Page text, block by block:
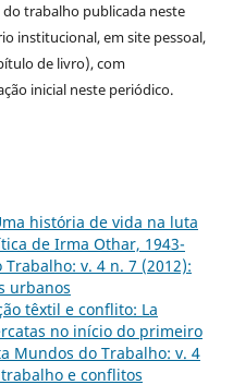
trabalho publicada neste
institucional, em site pessoal,
de livro), com
inicial neste periódico.
história de vida na luta
de Irma Othar, 1943-
v. 4 n. 7 (2012):
urbanos
têxtil e conflito: La
no início do primeiro
Mundos do Trabalho: v. 4
e conflitos